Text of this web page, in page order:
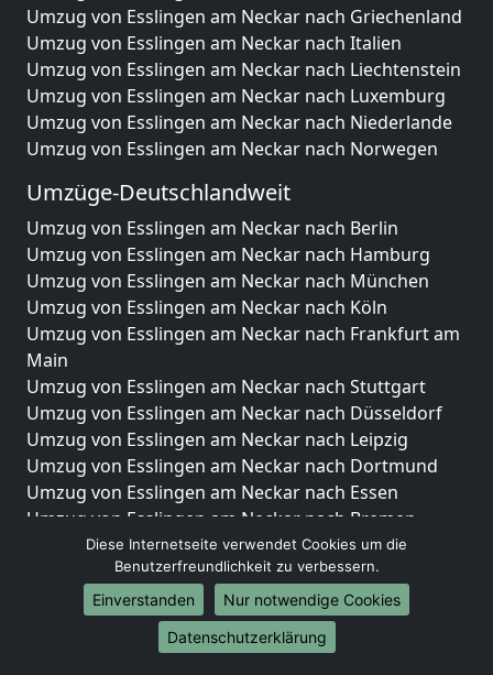
Umzug von Esslingen am Neckar nach Griechenland
Umzug von Esslingen am Neckar nach Italien
Umzug von Esslingen am Neckar nach Liechtenstein
Umzug von Esslingen am Neckar nach Luxemburg
Umzug von Esslingen am Neckar nach Niederlande
Umzug von Esslingen am Neckar nach Norwegen
Umzüge-Deutschlandweit
Umzug von Esslingen am Neckar nach Berlin
Umzug von Esslingen am Neckar nach Hamburg
Umzug von Esslingen am Neckar nach München
Umzug von Esslingen am Neckar nach Köln
Umzug von Esslingen am Neckar nach Frankfurt am
Main
Umzug von Esslingen am Neckar nach Stuttgart
Umzug von Esslingen am Neckar nach Düsseldorf
Umzug von Esslingen am Neckar nach Leipzig
Umzug von Esslingen am Neckar nach Dortmund
Umzug von Esslingen am Neckar nach Essen
Umzug von Esslingen am Neckar nach Bremen
Umzug von Esslingen am Neckar nach Dresden
Umzug von Esslingen am Neckar nach Hannover
Umzug von Esslingen am Neckar nach Nürnberg
Umzug von Esslingen am Neckar nach Duisburg
Umzug von Esslingen am Neckar nach Bochum
Diese Internetseite verwendet Cookies um die
Benutzerfreundlichkeit zu verbessern.
Einverstanden
Nur notwendige Cookies
Datenschutzerklärung